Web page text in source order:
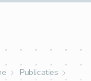
Publicaties